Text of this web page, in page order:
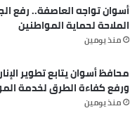
أسوان تواجه العاصفة.. رفع
الملاحة لحماية المواطنين
منذ يومين
محافظ أسوان يتابع تطوير
ورفع كفاءة الطرق لخدمة
منذ يومين